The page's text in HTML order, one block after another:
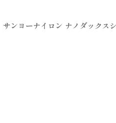
サンヨーナイロン ナノダックス